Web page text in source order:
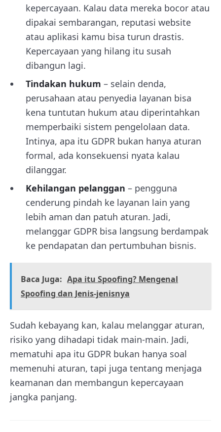
kepercayaan. Kalau data mereka bocor atau
dipakai sembarangan, reputasi website
atau aplikasi kamu bisa turun drastis.
Kepercayaan yang hilang itu susah
dibangun lagi.
Tindakan hukum – selain denda,
perusahaan atau penyedia layanan bisa
kena tuntutan hukum atau diperintahkan
memperbaiki sistem pengelolaan data.
Intinya, apa itu GDPR bukan hanya aturan
formal, ada konsekuensi nyata kalau
dilanggar.
Kehilangan pelanggan – pengguna
cenderung pindah ke layanan lain yang
lebih aman dan patuh aturan. Jadi,
melanggar GDPR bisa langsung berdampak
ke pendapatan dan pertumbuhan bisnis.
Baca Juga: Apa itu Spoofing? Mengenal
Spoofing dan Jenis-jenisnya
Sudah kebayang kan, kalau melanggar aturan,
risiko yang dihadapi tidak main-main. Jadi,
mematuhi apa itu GDPR bukan hanya soal
memenuhi aturan, tapi juga tentang menjaga
keamanan dan membangun kepercayaan
jangka panjang.